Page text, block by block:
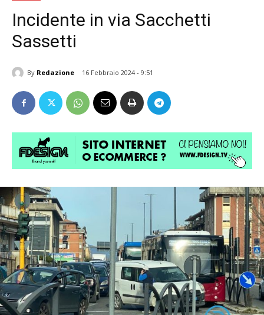
Incidente in via Sacchetti
Sassetti
By Redazione 16 Febbraio 2024 - 9:51